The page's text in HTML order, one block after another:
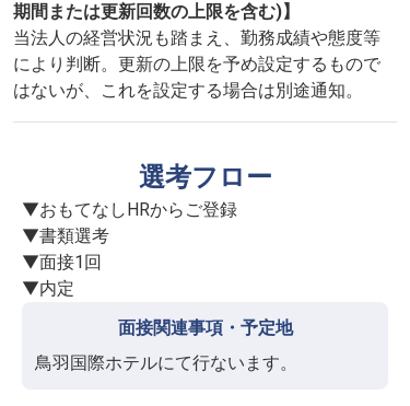
期間または更新回数の上限を含む)】
当法人の経営状況も踏まえ、勤務成績や態度等
により判断。更新の上限を予め設定するもので
はないが、これを設定する場合は別途通知。
選考フロー
▼おもてなしHRからご登録
▼書類選考
▼面接1回
▼内定
面接関連事項・予定地
鳥羽国際ホテルにて行ないます。